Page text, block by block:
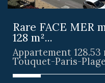
Rare FACE MER
128 m²...
Appartement 128.53
Touquet-Paris-Plage